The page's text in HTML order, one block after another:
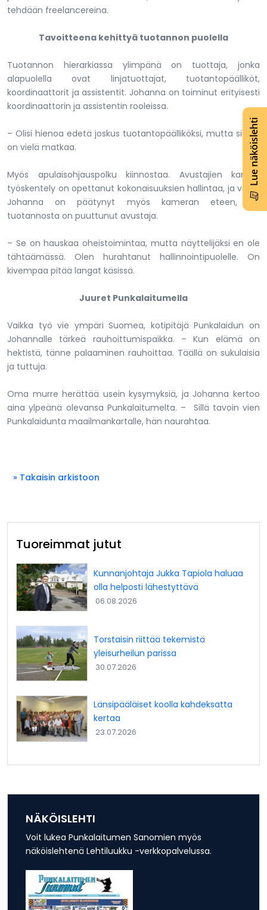
Lue näköislehti
tehdään freelancereina.
Tavoitteena kehittyä tuotannon puolella
Tuotannon hierarkiassa ylimpänä on tuottaja, jonka
alapuolella ovat linjatuottajat, tuotantopäälliköt,
koordinaattorit ja assistentit. Johanna on toiminut erityisesti
koordinaattorin ja assistentin rooleissa.
– Olisi hienoa edetä joskus tuotantopäälliköksi, mutta siihen
on vielä matkaa.
Myös apulaisohjauspolku kiinnostaa. Avustajien kanssa
työskentely on opettanut kokonaisuuksien hallintaa, ja välillä
Johanna on päätynyt myös kameran eteen, jos
tuotannosta on puuttunut avustaja.
– Se on hauskaa oheistoimintaa, mutta näyttelijäksi en ole
tähtäämässä. Olen hurahtanut hallinnointipuolelle. On
kivempaa pitää langat käsissä.
Juuret Punkalaitumella
Vaikka työ vie ympäri Suomea, kotipitäjä Punkalaidun on
Johannalle tärkeä rauhoittumispaikka. – Kun elämä on
hektistä, tänne palaaminen rauhoittaa. Täällä on sukulaisia
ja tuttuja.
Oma murre herättää usein kysymyksiä, ja Johanna kertoo
aina ylpeänä olevansa Punkalaitumelta. – Sillä tavoin vien
Punkalaidunta maailmankartalle, hän naurahtaa.
» Takaisin arkistoon
Tuoreimmat jutut
Kunnanjohtaja Jukka Tapiola haluaa
olla helposti lähestyttävä
06.08.2026
Torstaisin riittää tekemistä
yleisurheilun parissa
30.07.2026
Länsipääläiset koolla kahdeksatta
kertaa
23.07.2026
NÄKÖISLEHTI
Voit lukea Punkalaitumen Sanomien myös
näköislehtenä Lehtiluukku -verkkopalvelussa.